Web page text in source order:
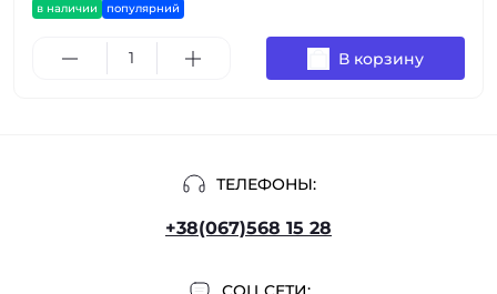
в наличии популярний
В корзину
ТЕЛЕФОНЫ:
+38(067)568 15 28